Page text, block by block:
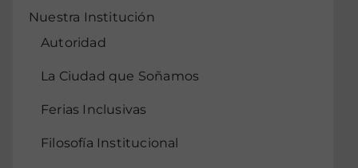
Nuestra Institución
Autoridad
La Ciudad que Soñamos
Ferias Inclusivas
Filosofía Institucional